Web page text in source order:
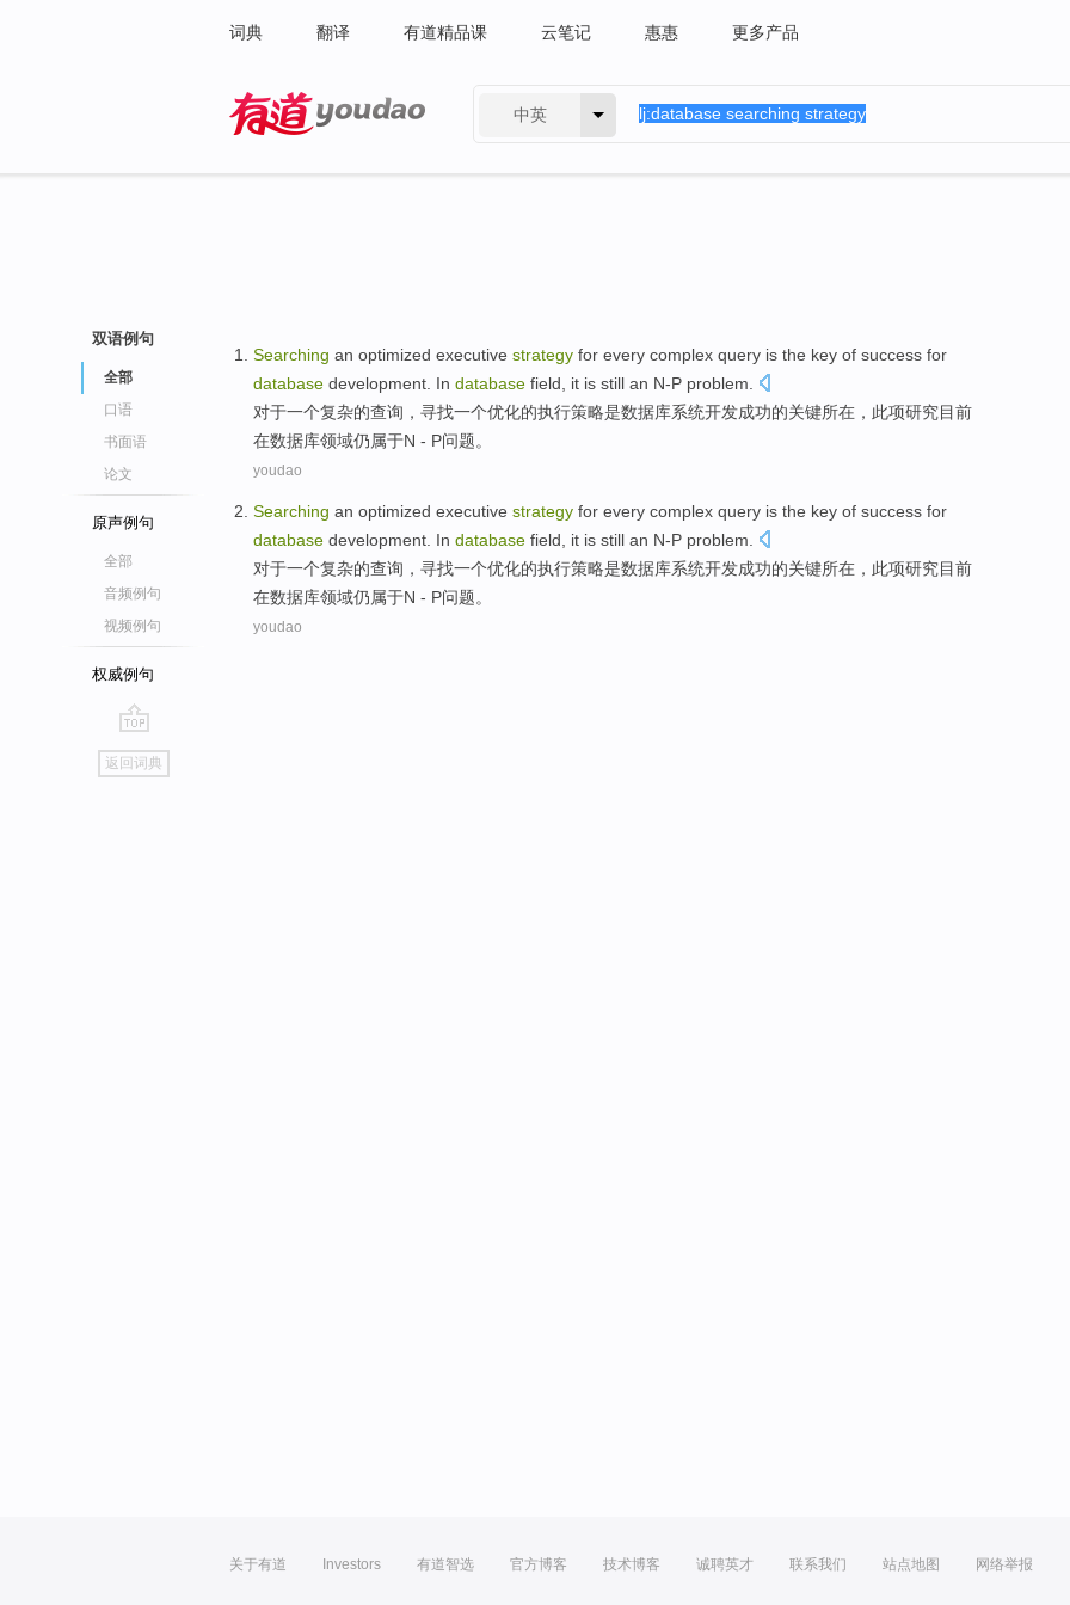
词典 翻译 有道精品课 云笔记 惠惠 更多产品
中英
双语例句
全部
口语
书面语
论文
原声例句
全部
音频例句
视频例句
权威例句
go
top
返回词典
Searching an optimized executive strategy for every complex query is the key of success for
database development In database field , it is still an N-P problem
对于一个复杂的查询 ， 寻找一个优化的执行策略是数据库系统开发成功的关键所在 ，此项研究目前
在数据库领域仍属于N - P问题。
youdao
Searching an optimized executive strategy for every complex query is the key of success for
database development In database field , it is still an N-P problem
对于一个复杂的查询 ， 寻找一个优化的执行策略是数据库系统开发成功的关键所在 ，此项研究目前
在数据库领域仍属于N - P问题。
youdao
关于有道 Investors 有道智选 官方博客 技术博客 诚聘英才 联系我们 站点地图 网络举报